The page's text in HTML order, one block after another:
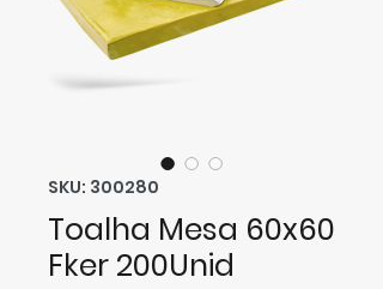
SKU: 300280
Toalha Mesa 60x60
Fker 200Unid